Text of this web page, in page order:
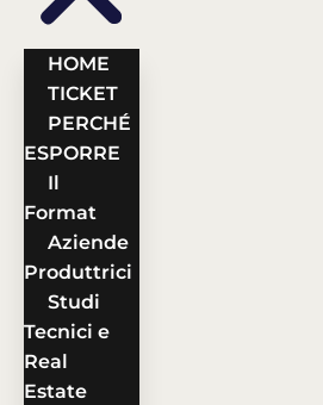
HOME
TICKET
PERCHÉ
ESPORRE
Il
Format
Aziende
Produttrici
Studi
Tecnici e
Real
Estate